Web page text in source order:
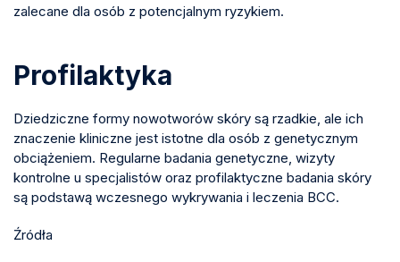
zalecane dla osób z potencjalnym ryzykiem.
Profilaktyka
Dziedziczne formy nowotworów skóry są rzadkie, ale ich
znaczenie kliniczne jest istotne dla osób z genetycznym
obciążeniem. Regularne badania genetyczne, wizyty
kontrolne u specjalistów oraz profilaktyczne badania skóry
są podstawą wczesnego wykrywania i leczenia BCC.
Źródła